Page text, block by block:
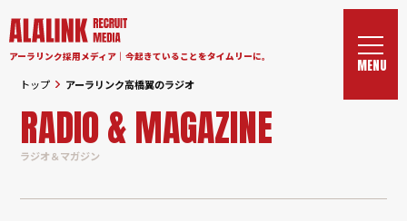
アーラリンク採用メディア｜今起きていることをタイムリーに。
トップ アーラリンク高橋翼のラジオ
RADIO & MAGAZINE
ラジオ＆マガジン